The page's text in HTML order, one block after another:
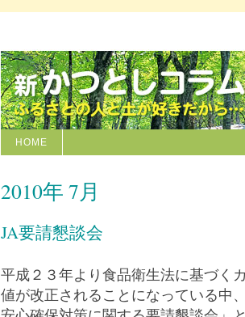
HOME
2010年 7月
JA要請懇談会
平成２３年より食品衛生法に基づく
値が改正されることになっている中